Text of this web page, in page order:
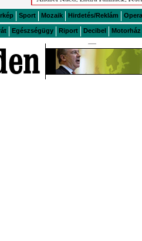
Sport Mozaik Hirdetés/Reklám Opera
Egészségügy Riport Decibel Motorház